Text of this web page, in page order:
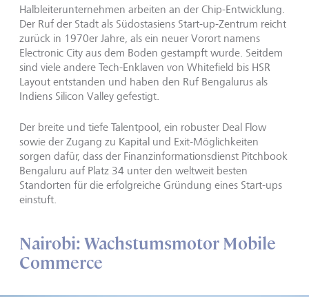
Halbleiterunternehmen arbeiten an der Chip-Entwicklung.
Der Ruf der Stadt als Südostasiens Start-up-Zentrum reicht
zurück in 1970er Jahre, als ein neuer Vorort namens
Electronic City aus dem Boden gestampft wurde. Seitdem
sind viele andere Tech-Enklaven von Whitefield bis HSR
Layout entstanden und haben den Ruf Bengalurus als
Indiens Silicon Valley gefestigt.
Der breite und tiefe Talentpool, ein robuster Deal Flow
sowie der Zugang zu Kapital und Exit-Möglichkeiten
sorgen dafür, dass der Finanzinformationsdienst Pitchbook
Bengaluru auf Platz 34 unter den weltweit besten
Standorten für die erfolgreiche Gründung eines Start-ups
einstuft.
Nairobi: Wachstumsmotor Mobile
Commerce